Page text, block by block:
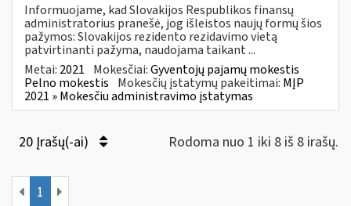
Informuojame, kad Slovakijos Respublikos finansų
administratorius pranešė, jog išleistos naujų formų šios
pažymos: Slovakijos rezidento rezidavimo vietą
patvirtinanti pažyma, naudojama taikant ...
Metai: 2021 Mokesčiai:Gyventojų pajamų mokestis
Pelno mokestis Mokesčių įstatymų pakeitimai: MĮP
2021 » Mokesčiu administravimo įstatymas
20 Įrašų(-ai) Rodoma nuo 1 iki 8 iš 8 irašų.
1